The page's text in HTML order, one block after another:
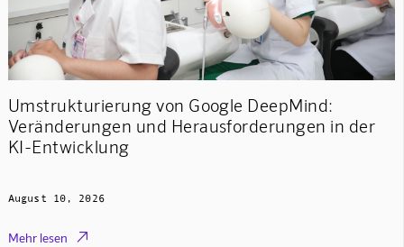
Umstrukturierung von Google DeepMind:
Veränderungen und Herausforderungen in der
KI-Entwicklung
August 10, 2026
Mehr lesen 